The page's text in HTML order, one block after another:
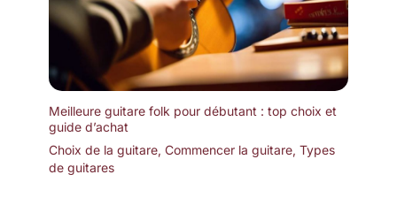
Meilleure guitare folk pour débutant : top choix et
guide d’achat
Choix de la guitare, Commencer la guitare, Types
de guitares